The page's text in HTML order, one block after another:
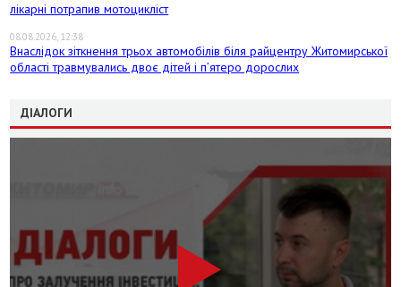
лікарні потрапив мотоцикліст
08.08.2026, 12:38
Внаслідок зіткнення трьох автомобілів біля райцентру Житомирської
області травмувались двоє дітей і пʼятеро дорослих
ДІАЛОГИ